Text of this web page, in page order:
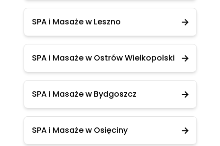
SPA i Masaże w Leszno
SPA i Masaże w Ostrów Wielkopolski
SPA i Masaże w Bydgoszcz
SPA i Masaże w Osięciny